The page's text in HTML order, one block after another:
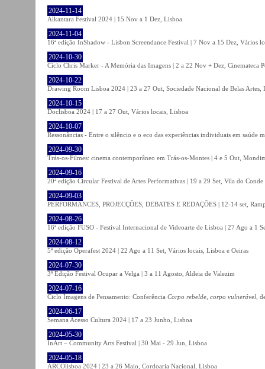
2024-11-14
Alkantara Festival 2024 | 15 Nov a 1 Dez, Lisboa
2024-11-04
16ª edição InShadow - Lisbon Screendance Festival | 7 Nov a 15 Dez, Vários
2024-10-30
Ciclo Chris Marker - A Memória das Imagens | 2 a 22 Nov + Dez, Cinemateca
2024-10-22
Drawing Room Lisboa 2024 | 23 a 27 Out, Sociedade Nacional de Belas Artes,
2024-10-15
Doclisboa 2024 | 17 a 27 Out, Vários locais, Lisboa
2024-10-07
Ressonâncias - Entre o silêncio e o eco das experiências individuais em
2024-09-30
Trás-os-Filmes: cinema contemporâneo em Trás-os-Montes | 4 e 5 Out,
2024-09-16
20ª edição Circular Festival de Artes Performativas | 19 a 29 Set, Vila do Conde
2024-09-03
PERFORMANCES, PROJECÇÕES, DEBATES E REDAÇÕES | 12-14 set,
2024-08-26
16ª edição FUSO - Festival Internacional de Videoarte de Lisboa | 27 Ago a 1
2024-08-12
5ª edição Operafest 2024 | 22 Ago a 11 Set, Vários locais, Lisboa e Oeiras
2024-07-30
3ª Edição Festival Ocupar a Velga | 3 a 11 Agosto, Aldeia de Valezim
2024-07-16
Ciclo Imagens de Pensamento: Conferência Corpo rebelde, corpo vulnerável ,
2024-06-17
Semana Acesso Cultura 2024 | 17 a 23 Junho, Lisboa
2024-05-30
InArt – Community Arts Festival | 30 Mai - 29 Jun, Lisboa
2024-05-18
ARCOlisboa 2024 | 23 a 26 Maio, Cordoaria Nacional, Lisboa